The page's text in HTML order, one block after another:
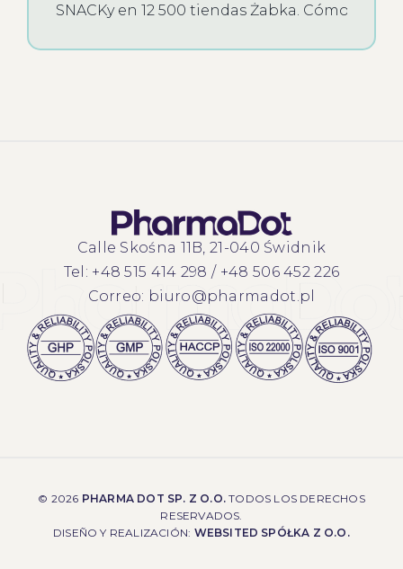
SNACKy en 12 500 tiendas Żabka. Cómo
Calle Skośna 11B, 21-040 Świdnik
Tel: +48 515 414 298 / +48 506 452 226
Correo: biuro@pharmadot.pl
© 2026 PHARMA DOT SP. Z O.O.TODOS LOS DERECHOS
RESERVADOS.
DISEÑO Y REALIZACIÓN: WEBSITED SPÓŁKA Z O.O.